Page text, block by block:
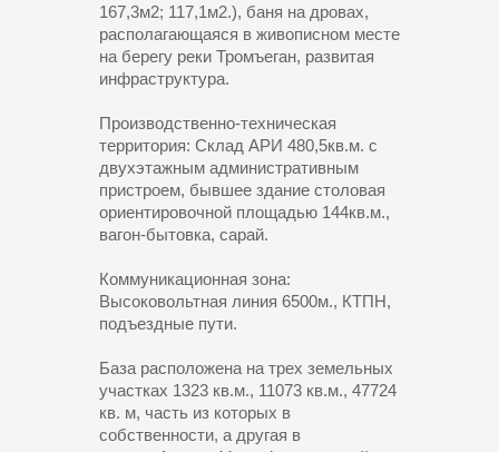
167,3м2; 117,1м2.), баня на дровах,
располагающаяся в живописном месте
на берегу реки Тромъеган, развитая
инфраструктура.
Производственно-техническая
территория: Склад АРИ 480,5кв.м. с
двухэтажным административным
пристроем, бывшее здание столовая
ориентировочной площадью 144кв.м.,
вагон-бытовка, сарай.
Коммуникационная зона:
Высоковольтная линия 6500м., КТПН,
подъездные пути.
База расположена на трех земельных
участках 1323 кв.м., 11073 кв.м., 47724
кв. м, часть из которых в
собственности, а другая в